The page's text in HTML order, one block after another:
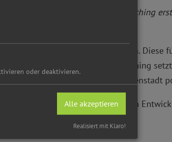
zusammen mit der Stadt Berching
gesellschaftlicher Entwicklungen. Diese
zu bleiben. Die Stadt Berching
um die Zukunft der Innenstadt
zu machen, die zu einer positiven
oder deaktivieren.
Alle akzeptieren
Realisiert mit Klaro!